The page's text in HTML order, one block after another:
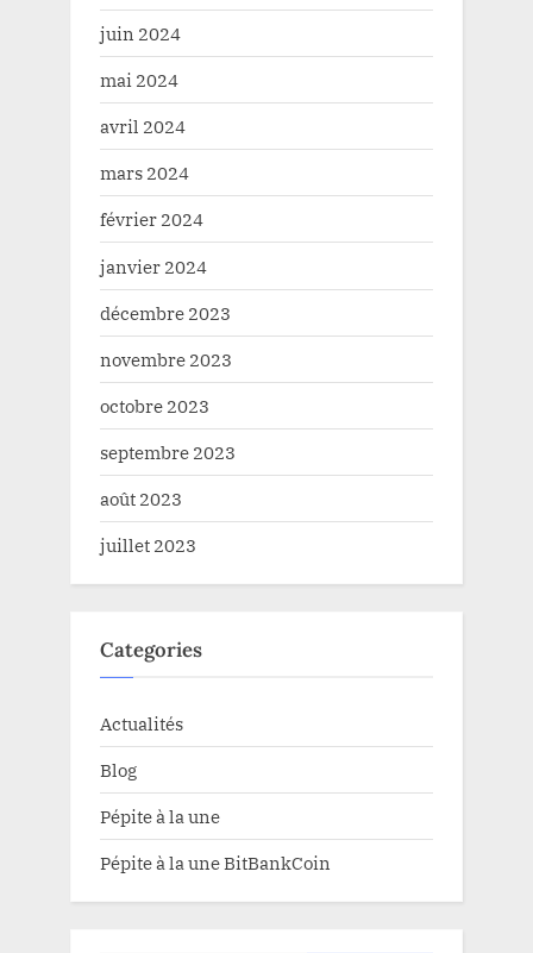
juin 2024
mai 2024
avril 2024
mars 2024
février 2024
janvier 2024
décembre 2023
novembre 2023
octobre 2023
septembre 2023
août 2023
juillet 2023
Categories
Actualités
Blog
Pépite à la une
Pépite à la une BitBankCoin